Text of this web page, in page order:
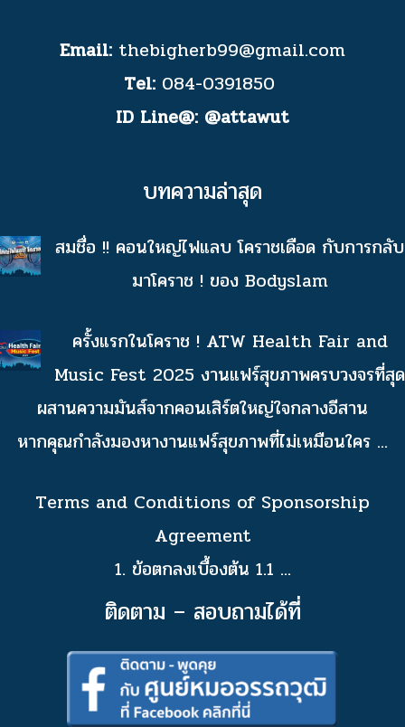
Email: thebigherb99@gmail.com
Tel: 084-0391850
ID Line@: @attawut
บทความล่าสุด
สมชื่อ !! คอนใหญ่ไฟแลบ โคราชเดือด กับการกลับ
มาโคราช ! ของ Bodyslam
ครั้งแรกในโคราช ! ATW Health Fair and
Music Fest 2025 งานแฟร์สุขภาพครบวงจรที่สุด
ผสานความมันส์จากคอนเสิร์ตใหญ่ใจกลางอีสาน
หากคุณกำลังมองหางานแฟร์สุขภาพที่ไม่เหมือนใคร ...
Terms and Conditions of Sponsorship
Agreement
1. ข้อตกลงเบื้องต้น 1.1 ...
ติดตาม – สอบถามได้ที่